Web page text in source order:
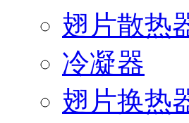
翅片散热
冷凝器
翅片换热